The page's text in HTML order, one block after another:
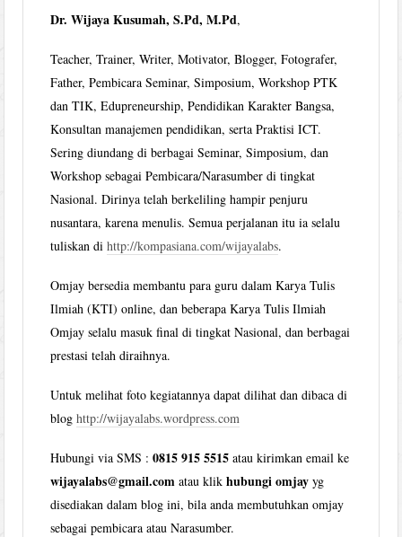
Dr. Wijaya Kusumah, S.Pd, M.Pd,
Teacher, Trainer, Writer, Motivator, Blogger, Fotografer,
Father, Pembicara Seminar, Simposium, Workshop PTK
dan TIK, Edupreneurship, Pendidikan Karakter Bangsa,
Konsultan manajemen pendidikan, serta Praktisi ICT.
Sering diundang di berbagai Seminar, Simposium, dan
Workshop sebagai Pembicara/Narasumber di tingkat
Nasional. Dirinya telah berkeliling hampir penjuru
nusantara, karena menulis. Semua perjalanan itu ia selalu
tuliskan dihttp://kompasiana.com/wijayalabs.
Omjay bersedia membantu para guru dalam Karya Tulis
Ilmiah (KTI) online, dan beberapa Karya Tulis Ilmiah
Omjay selalu masuk final di tingkat Nasional, dan berbagai
prestasi telah diraihnya.
Untuk melihat foto kegiatannya dapat dilihat dan dibaca di
bloghttp://wijayalabs.wordpress.com
Hubungi via SMS :0815 915 5515 atau kirimkan email ke
wijayalabs@gmail.com atau klikhubungi omjay yg
disediakan dalam blog ini, bila anda membutuhkan omjay
sebagai pembicara atau Narasumber.